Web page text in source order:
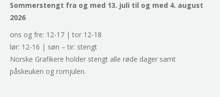
Sommerstengt fra og med 13. juli til og med 4. august
2026
ons og fre: 12-17 | tor 12-18
lør: 12-16 | søn – tir: stengt
Norske Grafikere holder stengt alle røde dager samt
påskeuken og romjulen.